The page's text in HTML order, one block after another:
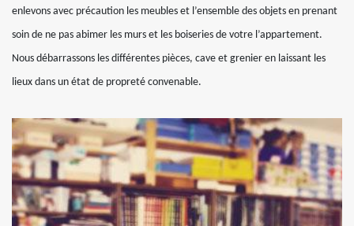
enlevons avec précaution les meubles et l’ensemble des objets en prenant
soin de ne pas abimer les murs et les boiseries de votre l’appartement.
Nous débarrassons les différentes pièces, cave et grenier en laissant les
lieux dans un état de propreté convenable.